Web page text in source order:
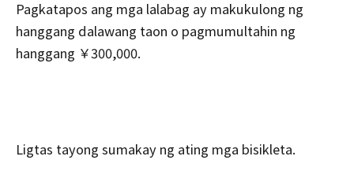
Pagkatapos ang mga lalabag ay makukulong ng
hanggang dalawang taon o pagmumultahin ng
hanggang ￥300,000.
Ligtas tayong sumakay ng ating mga bisikleta.